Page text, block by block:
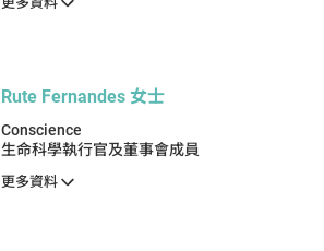
Rute Fernandes 女士
Conscience
生命科學執行官及董事會成員
更多資料